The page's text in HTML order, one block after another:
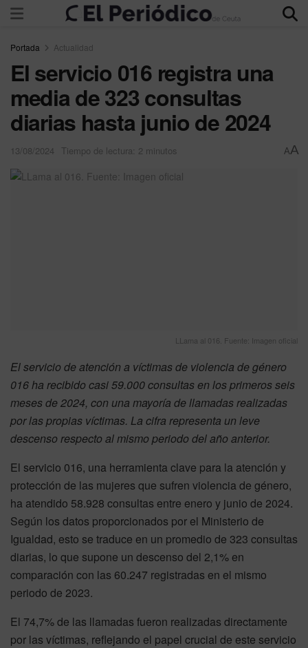
Portada Actualidad
El servicio 016 registra una
media de 323 consultas
diarias hasta junio de 2024
13/08/2024 Tiempo de lectura: 2 minutos AA
LLama al 016. Fuente: Imagen oficial
El servicio de atención a víctimas de violencia de género
016 ha recibido casi 59.000 consultas en los primeros seis
meses de 2024, con una mayoría de llamadas realizadas
por las propias víctimas. La cifra representa un leve
descenso respecto al mismo periodo del año anterior.
El servicio 016, una herramienta clave para la atención y
protección de las mujeres que sufren violencia de género,
ha atendido 58.928 consultas entre enero y junio de 2024.
Según los datos proporcionados por el Ministerio de
Igualdad, esto se traduce en un promedio de 323 consultas
diarias, lo que supone un descenso del 2,1% en
comparación con las 60.247 registradas en el mismo
periodo de 2023.
El 74,7% de las llamadas fueron realizadas directamente
por las víctimas, reflejando el papel crucial de este servicio